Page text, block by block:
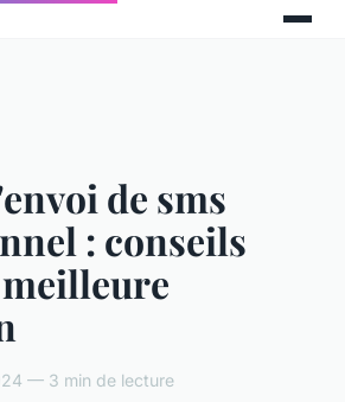
de sms
: conseils
— 3 min de lecture